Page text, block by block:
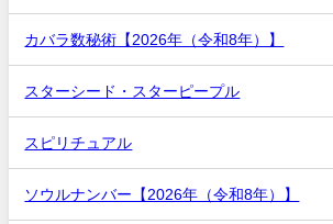
カバラ数秘術【2026年（令和8年）】
スターシード・スターピープル
スピリチュアル
ソウルナンバー【2026年（令和8年）】